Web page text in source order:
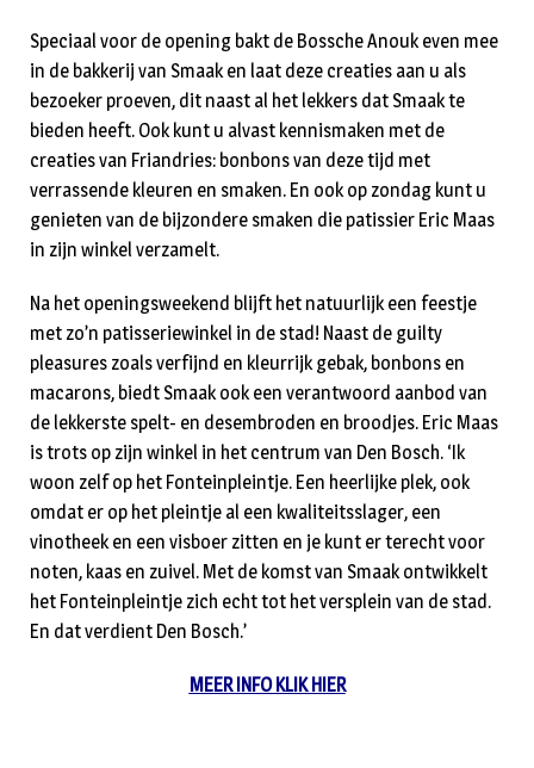
Speciaal voor de opening bakt de Bossche Anouk even mee
in de bakkerij van Smaak en laat deze creaties aan u als
bezoeker proeven, dit naast al het lekkers dat Smaak te
bieden heeft. Ook kunt u alvast kennismaken met de
creaties van Friandries: bonbons van deze tijd met
verrassende kleuren en smaken. En ook op zondag kunt u
genieten van de bijzondere smaken die patissier Eric Maas
in zijn winkel verzamelt.
Na het openingsweekend blijft het natuurlijk een feestje
met zo’n patisseriewinkel in de stad! Naast de guilty
pleasures zoals verfijnd en kleurrijk gebak, bonbons en
macarons, biedt Smaak ook een verantwoord aanbod van
de lekkerste spelt- en desembroden en broodjes. Eric Maas
is trots op zijn winkel in het centrum van Den Bosch. ‘Ik
woon zelf op het Fonteinpleintje. Een heerlijke plek, ook
omdat er op het pleintje al een kwaliteitsslager, een
vinotheek en een visboer zitten en je kunt er terecht voor
noten, kaas en zuivel. Met de komst van Smaak ontwikkelt
het Fonteinpleintje zich echt tot het versplein van de stad.
En dat verdient Den Bosch.’
MEER INFO KLIK HIER